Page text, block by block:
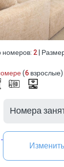
номеров: 2|
(6взрослые)
Номера